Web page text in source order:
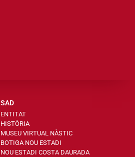
SAD
ENTITAT
HISTÒRIA
MUSEU VIRTUAL NÀSTIC
BOTIGA NOU ESTADI
NOU ESTADI COSTA DAURADA